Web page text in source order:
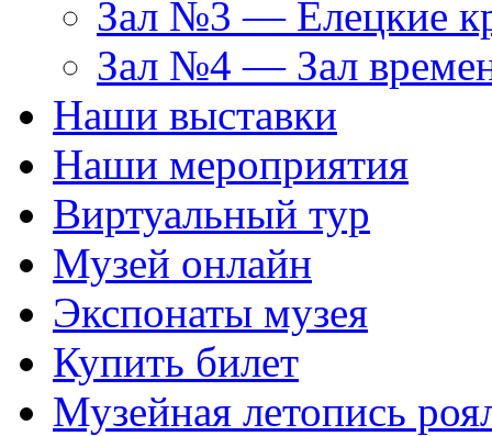
Зал №3 — Елецкие
Зал №4 — Зал
Наши выставки
Наши мероприятия
Виртуальный тур
Музей онлайн
Экспонаты музея
Купить билет
Музейная летопись